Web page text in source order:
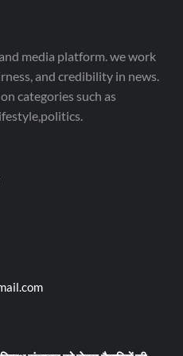
media platform. we work
and credibility in news.
categories such as